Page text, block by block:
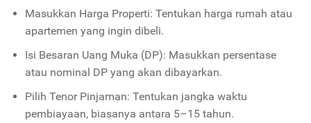
Masukkan Harga Properti: Tentukan harga rumah atau
apartemen yang ingin dibeli.
Isi Besaran Uang Muka (DP): Masukkan persentase
atau nominal DP yang akan dibayarkan.
Pilih Tenor Pinjaman: Tentukan jangka waktu
pembiayaan, biasanya antara 5–15 tahun.